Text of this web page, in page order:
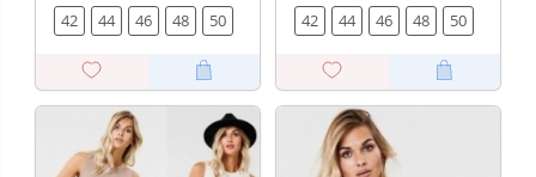
42
44 46 48 50
42
44 46 48 50